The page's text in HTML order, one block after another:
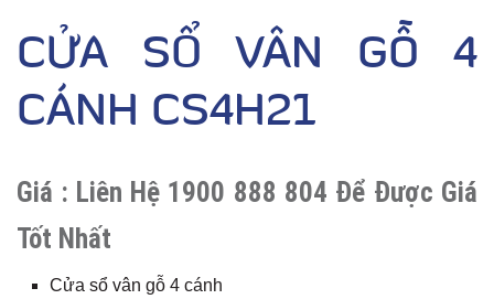
CỬA SỔ VÂN GỖ 4
CÁNH CS4H21
Giá : Liên Hệ 1900 888 804 Để Được Giá
Tốt Nhất
Cửa sổ vân gỗ 4 cánh